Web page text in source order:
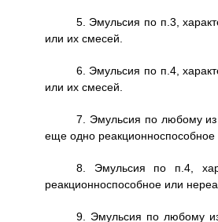
5. Эмульсия по п.3,
или их смесей.
6. Эмульсия по п.4,
или их смесей.
7. Эмульсия по любому
еще одно реакционноспособное
8. Эмульсия по п.4,
реакционноспособное или
9. Эмульсия по любому